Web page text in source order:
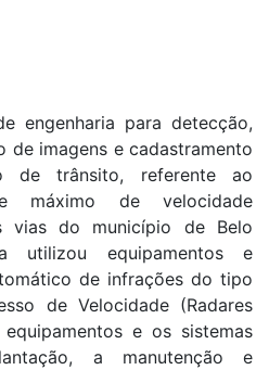
engenharia para detecção,
de imagens e cadastramento
de trânsito, referente ao
máximo de velocidade
vias do município de Belo
utilizou equipamentos e
de infrações do tipo
de Velocidade (Radares
e os sistemas
a manutenção e